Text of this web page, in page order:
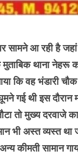
सामने आ रही है
थाना नेहरू
कि वह
गई थी इस
तो मुख्य दरवाजे
भी अस्त व्यस्त था
कीमती सामान